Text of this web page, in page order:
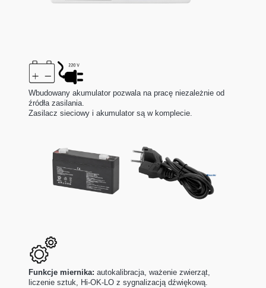
Wbudowany akumulator pozwala na pracę niezależnie od
źródła zasilania.
Zasilacz sieciowy i akumulator są w komplecie.
Funkcje miernika: autokalibracja, ważenie zwierząt,
liczenie sztuk, Hi-OK-LO z sygnalizacją dźwiękową.